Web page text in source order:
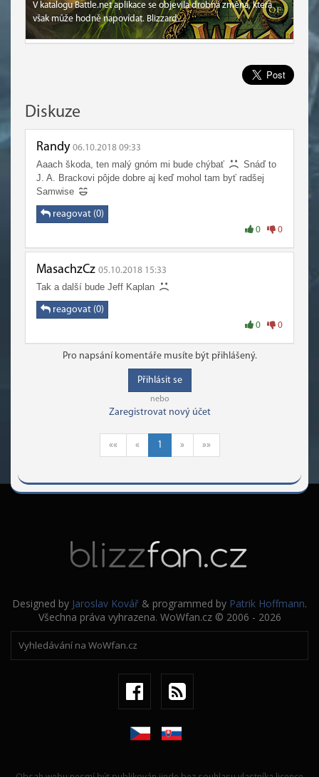
V katalogu Battle.net aplikace se objevila drobná změna, která
však může hodně napovídat. Blizzard…
Diskuze
Randy 06.10.2018 09:33
Aaach škoda, ten malý gnóm mi bude chýbať
Snáď to
J. A. Brackovi pôjde dobre aj keď mohol tam byť radšej
Samwise
reagovat (0)
0 0
MasachzCz 05.10.2018 15:33
Tak a další bude Jeff Kaplan
reagovat (0)
0 0
Pro napsání komentáře musíte být přihlášený.
Přihlásit se
nebo
Zaregistrovat nový účet
«« « 1 » »»
Designed by Jaroslav Kovář & programmed by Patrik Hoffmann.
Všechna práva vyhrazena. WoWfan.cz © 2006 - 2026